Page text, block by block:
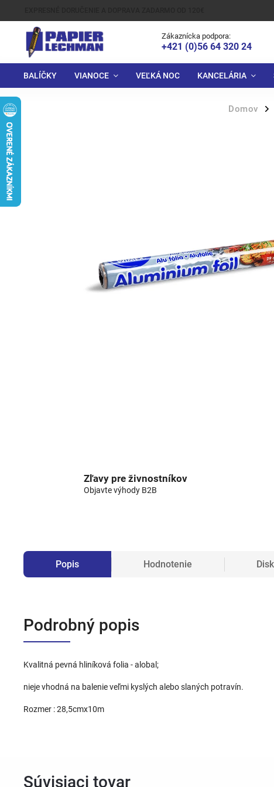
Zákaznícka podpora:
+421 (0)56 64 320 24
BALÍČKY VIANOCE VEĽKÁ NOC KANCELÁRIA
Domov /
Zľavy pre živnostníkov
Objavte výhody B2B
Popis Hodnotenie
Podrobný popis
Kvalitná pevná hliníková folia - alobal;
nieje vhodná na balenie veľmi kyslých alebo slaných potravín.
Rozmer : 28,5cmx10m
Súvisiaci tovar